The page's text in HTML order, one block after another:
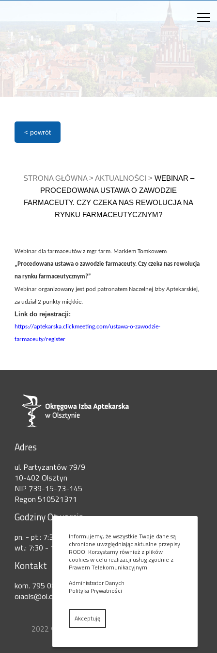
< powrót
STRONA GŁÓWNA> AKTUALNOŚCI > WEBINAR –
PROCEDOWANA USTAWA O ZAWODZIE
FARMACEUTY. CZY CZEKA NAS REWOLUCJA NA
RYNKU FARMACEUTYCZNYM?
Webinar dla farmaceutów z mgr farm. Markiem Tomkowem
„Procedowana ustawa o zawodzie farmaceuty. Czy czeka nas rewolucja
na rynku farmaceutycznym?”
Webinar organizowany jest pod patronatem Naczelnej Izby Aptekarskiej,
za udział 2 punkty miękkie.
Link do rejestracji:
https://aptekarska.clickmeeting.com/ustawa-o-zawodzie-
farmaceuty/register
Adres
ul. Partyzantów 79/9
10-402 Olsztyn
NIP 739-15-73-145
Regon 510521371
Godziny Otwarcia
pn. - pt.: 7:30 - 15:00
wt.: 7:30 - 17:30
Kontakt
kom. 795 080 777
oiaols@ol.onet.pl
2022 © Okręgowa Izba Aptekarska w Olsztynie
Informujemy, że wszystkie Twoje dane są
chronione uwzględniając aktualne przepisy
RODO. Korzystamy również z plików
cookies w celu realizacji usług zgodnie z
Prawem Telekomunikacyjnym.
Administrator Danych
Polityka Prywatności
Akceptuję